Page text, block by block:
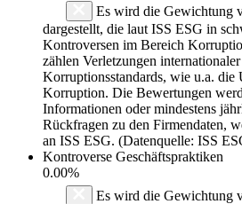
Es wird die Gewichtung
dargestellt, die laut ISS ESG in
Kontroversen im Bereich
zählen Verletzungen
Korruptionsstandards, wie u.a.
Korruption. Die Bewertungen
Informationen oder mindestens
Rückfragen zu den Firmendaten,
an ISS ESG. (Datenquelle: ISS
Kontroverse Geschäftspraktiken
0.00%
Es wird die Gewichtung